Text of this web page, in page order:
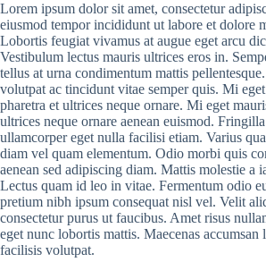
Lorem ipsum dolor sit amet, consectetur
eiusmod tempor incididunt ut labore et dolore
Lobortis feugiat vivamus at augue eget arcu
Vestibulum lectus mauris ultrices eros in.
tellus at urna condimentum mattis
volutpat ac tincidunt vitae semper quis. Mi
pharetra et ultrices neque ornare. Mi eget
ultrices neque ornare aenean euismod.
ullamcorper eget nulla facilisi etiam. Varius
diam vel quam elementum. Odio morbi quis
aenean sed adipiscing diam. Mattis molestie a
Lectus quam id leo in vitae. Fermentum odio
pretium nibh ipsum consequat nisl vel. Velit
consectetur purus ut faucibus. Amet risus
eget nunc lobortis mattis. Maecenas accumsan
facilisis volutpat.